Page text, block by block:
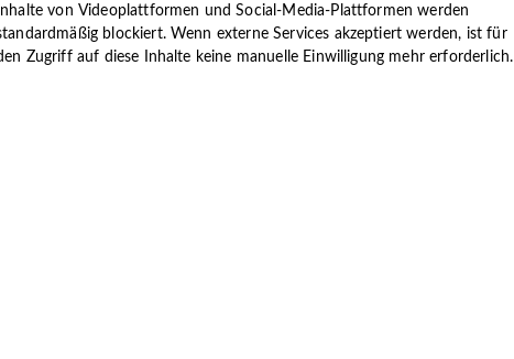
Teamsitzungen und ein fachübergreifender Austausch
Behandlungskonzept, das unterschiedliche
im ambulanten Bereich einzigartig ist.
und Engagement sowie eine hohe
Inhalte von Videoplattformen und Social-Media-Plattformen werden
blockiert. Wenn externe Services akzeptiert werden, ist für
Zugriff auf diese Inhalte keine manuelle Einwilligung mehr erforderlich.